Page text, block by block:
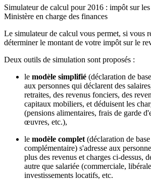
Simulateur de calcul pour 2016 : impôt sur
Ministère en charge des finances
Le simulateur de calcul vous permet, si vous
déterminer le montant de votre impôt sur le
Deux outils de simulation sont proposés :
le modèle simplifié (déclaration de
aux personnes qui déclarent des
retraites, des revenus fonciers, des
capitaux mobiliers, et déduisent les
(pensions alimentaires, frais de garde
œuvres, etc.),
le modèle complet (déclaration de
complémentaire) s'adresse aux
plus des revenus et charges ci-dessus,
autre que salariée (commerciale,
investissements locatifs, etc.